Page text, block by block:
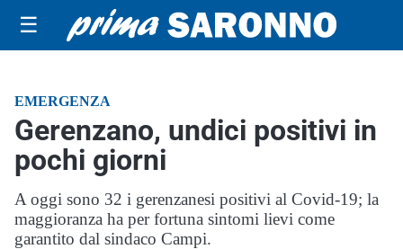
☰
EMERGENZA
Gerenzano, undici positivi in
pochi giorni
A oggi sono 32 i gerenzanesi positivi al Covid-19; la
maggioranza ha per fortuna sintomi lievi come
garantito dal sindaco Campi.